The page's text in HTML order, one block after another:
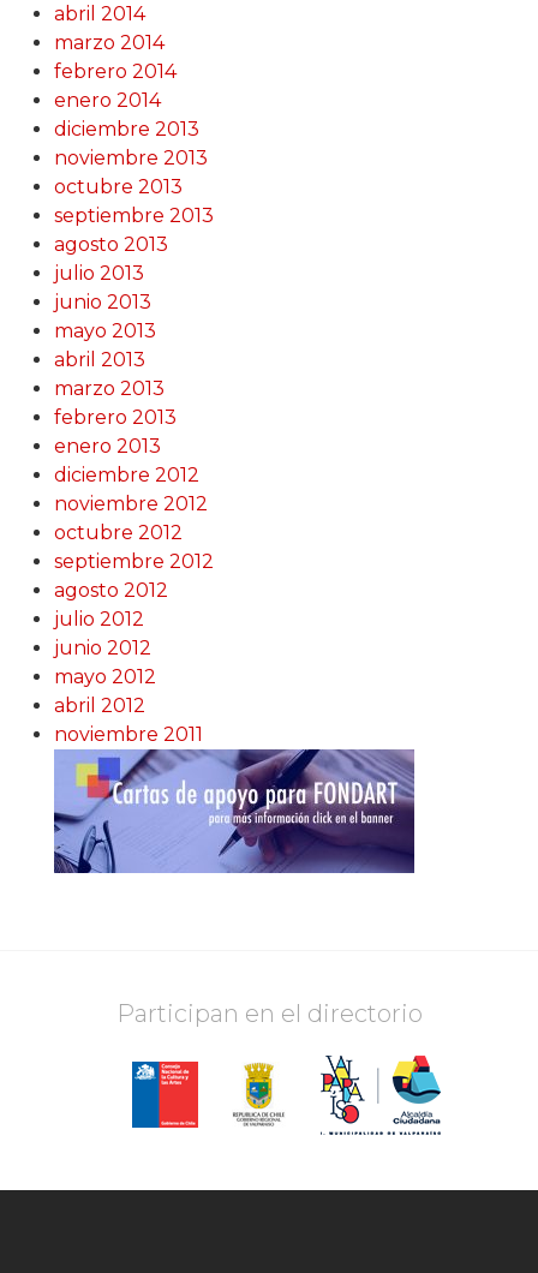
abril 2014
marzo 2014
febrero 2014
enero 2014
diciembre 2013
noviembre 2013
octubre 2013
septiembre 2013
agosto 2013
julio 2013
junio 2013
mayo 2013
abril 2013
marzo 2013
febrero 2013
enero 2013
diciembre 2012
noviembre 2012
octubre 2012
septiembre 2012
agosto 2012
julio 2012
junio 2012
mayo 2012
abril 2012
noviembre 2011
Participan en el directorio